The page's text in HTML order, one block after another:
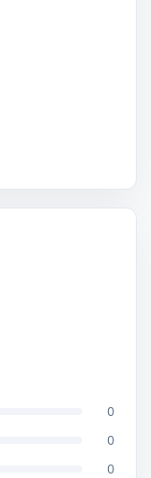
0
0
0